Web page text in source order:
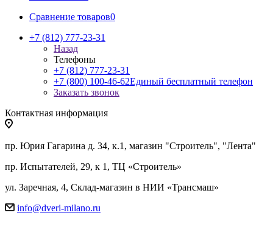
Сравнение товаров0
+7 (812) 777-23-31
Назад
Телефоны
+7 (812) 777-23-31
+7 (800) 100-46-62Единый бесплатный телефон
Заказать звонок
Контактная информация
пр. Юрия Гагарина д. 34, к.1, магазин "Строитель", "Лента"
пр. Испытателей, 29, к 1, ТЦ «Строитель»
ул. Заречная, 4, Склад-магазин в НИИ «Трансмаш»
info@dveri-milano.ru